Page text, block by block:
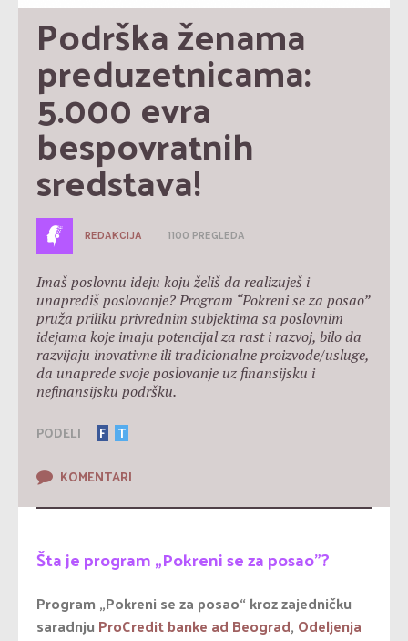
Podrška ženama
preduzetnicama:
5.000 evra
bespovratnih
sredstava!
REDAKCIJA 1100 PREGLEDA
Imaš poslovnu ideju koju želiš da realizuješ i
unaprediš poslovanje? Program “Pokreni se za posao”
pruža priliku privrednim subjektima sa poslovnim
idejama koje imaju potencijal za rast i razvoj, bilo da
razvijaju inovativne ili tradicionalne proizvode/usluge,
da unaprede svoje poslovanje uz finansijsku i
nefinansijsku podršku.
PODELI F T
KOMENTARI
Šta je program „Pokreni se za posao”?
Program „Pokreni se za posao“ kroz zajedničku
saradnju ProCredit banke ad Beograd, Odeljenja